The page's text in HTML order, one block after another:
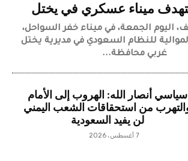
ميناء عسكري في يختل
اليوم الجمعة، في ميناء خفر السواحل،
للنظام السعودي في مديرية يختل
غربي محافظة...
سياسي أنصار الله: الهروب إلى الأمام
من استحقاقات الشعب اليمني
لن يفيد السعودية
7 أغسطس، 2026